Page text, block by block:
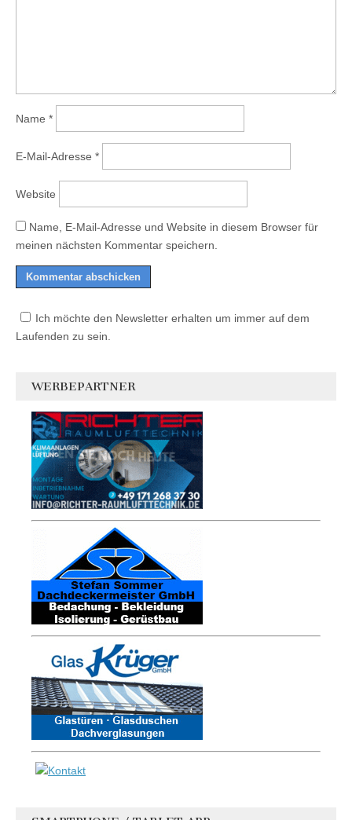
Name *
E-Mail-Adresse *
Website
Name, E-Mail-Adresse und Website in diesem Browser für
meinen nächsten Kommentar speichern.
Ich möchte den Newsletter erhalten um immer auf dem
Laufenden zu sein.
WERBEPARTNER